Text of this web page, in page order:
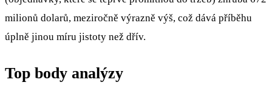
milionů dolarů, meziročně výrazně výš, což dává příběhu
úplně jinou míru jistoty než dřív.
Top body analýzy